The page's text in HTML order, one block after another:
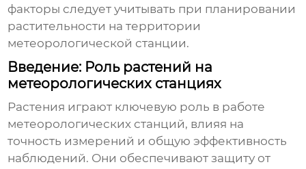
факторы следует учитывать при планировании
растительности на территории
метеорологической станции.
Введение: Роль растений на
метеорологических станциях
Растения играют ключевую роль в работе
метеорологических станций, влияя на
точность измерений и общую эффективность
наблюдений. Они обеспечивают защиту от